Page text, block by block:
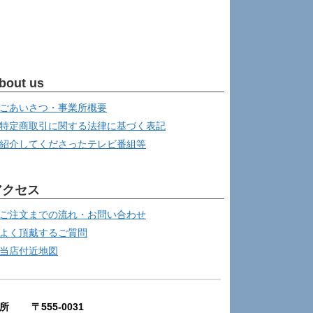
us
ごあいさつ・事業所概要
特定商取引に関する法律に基づく表記
紹介してくださったテレビ番組等
セス
ご注文までの流れ・お問い合わせ
よく頂戴するご質問
当店付近地図
所 〒555-0031